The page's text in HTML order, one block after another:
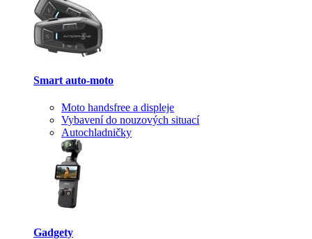
Smart auto-moto
Moto handsfree a displeje
Vybavení do nouzových situací
Autochladničky
Gadgety